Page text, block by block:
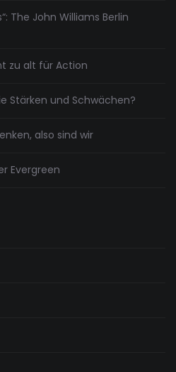
The John Williams Berlin
zu alt für Action
Stärken und Schwächen?
also sind wir
Evergreen